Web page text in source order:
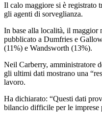
Il calo maggiore si è registrato
gli agenti di sorveglianza.
In base alla località, il maggior
pubblicato a Dumfries e
(11%) e Wandsworth (13%).
Neil Carberry, amministratore
gli ultimi dati mostrano una
lavoro.
Ha dichiarato: “Questi dati
bilancio difficile per le imprese